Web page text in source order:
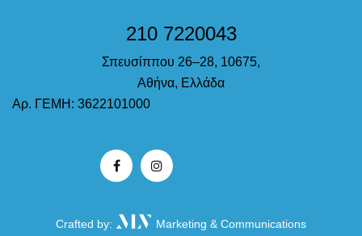
210 7220043
Σπευσίππου 26–28, 10675,
Αθήνα, Ελλάδα
Αρ. ΓΕΜΗ: 3622101000
Crafted by: Marketing & Communications